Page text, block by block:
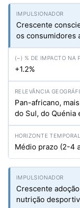
Crescente
os consumidores
+1.2%
Pan-africano,
do Sul, do Quénia
Médio prazo (2-4
Crescente
nutrição